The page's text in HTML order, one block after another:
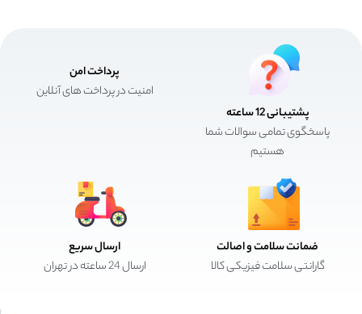
پشتیبانی 12 ساعته
پاسخگوی تمامی سوالات شما
هستیم
پرداخت امن
امنیت در پرداخت های آنلاین
ضمانت سلامت و اصالت
گارانتی سلامت فیزیکی کالا
ارسال سریع
ارسال 24 ساعته در تهران